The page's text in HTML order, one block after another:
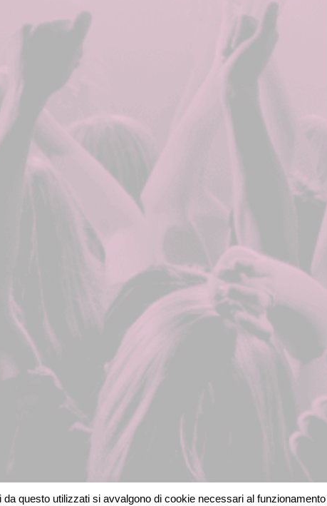
questo utilizzati si avvalgono di cookie necessari al